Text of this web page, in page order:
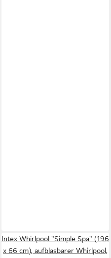
Intex Whirlpool "Simple Spa" (196
x 66 cm), aufblasbarer Whirlpool,